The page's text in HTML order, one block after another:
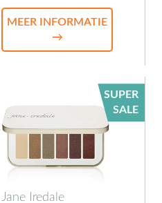
MEER INFORMATIE
→
SUPER
SALE
Jane Iredale